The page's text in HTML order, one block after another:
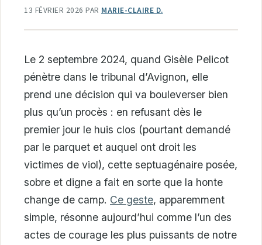
13 FÉVRIER 2026 PAR MARIE-CLAIRE D.
Le 2 septembre 2024, quand Gisèle Pelicot
pénètre dans le tribunal d’Avignon, elle
prend une décision qui va bouleverser bien
plus qu’un procès : en refusant dès le
premier jour le huis clos (pourtant demandé
par le parquet et auquel ont droit les
victimes de viol), cette septuagénaire posée,
sobre et digne a fait en sorte que la honte
change de camp. Ce geste, apparemment
simple, résonne aujourd’hui comme l’un des
actes de courage les plus puissants de notre